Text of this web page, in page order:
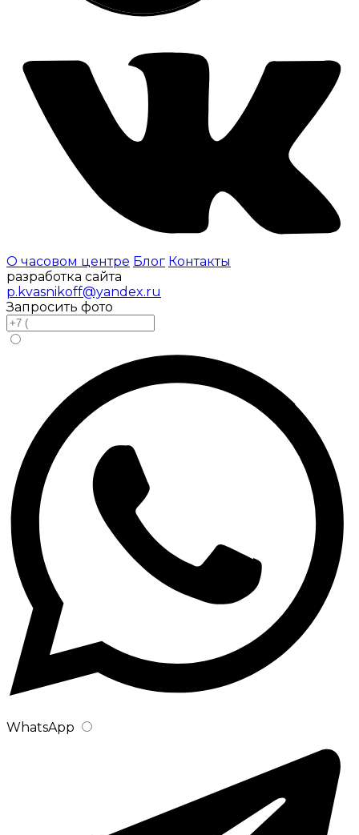
О часовом центре Блог Контакты
разработка сайта
p.kvasnikoff@yandex.ru
Запросить фото
WhatsApp